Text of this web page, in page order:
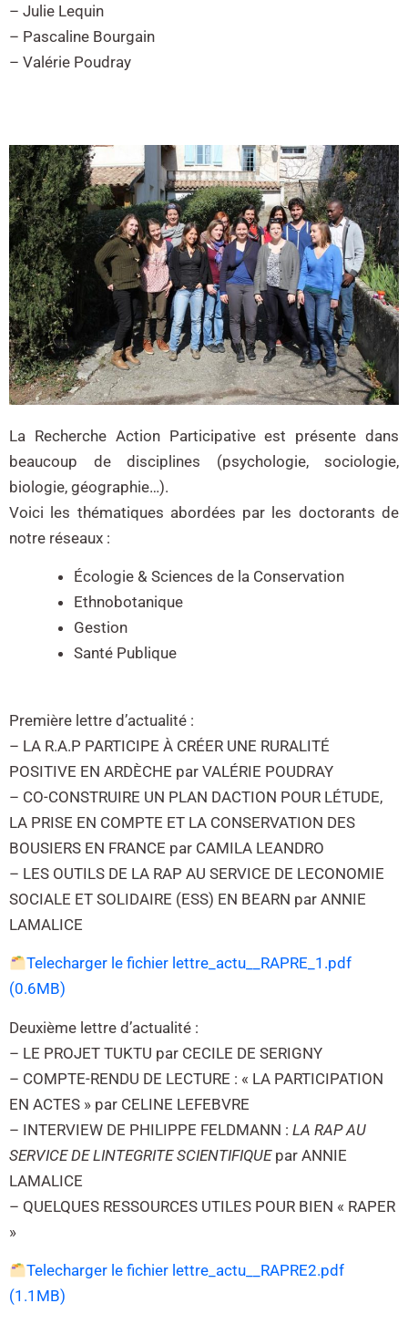
– Julie Lequin
– Pascaline Bourgain
– Valérie Poudray
La Recherche Action Participative est présente dans
beaucoup de disciplines (psychologie, sociologie,
biologie, géographie…).
Voici les thématiques abordées par les doctorants de
notre réseaux :
Écologie & Sciences de la Conservation
Ethnobotanique
Gestion
Santé Publique
Première lettre d’actualité :
– LA R.A.P PARTICIPE À CRÉER UNE RURALITÉ
POSITIVE EN ARDÈCHE par VALÉRIE POUDRAY
– CO-CONSTRUIRE UN PLAN DACTION POUR LÉTUDE,
LA PRISE EN COMPTE ET LA CONSERVATION DES
BOUSIERS EN FRANCE par CAMILA LEANDRO
– LES OUTILS DE LA RAP AU SERVICE DE LECONOMIE
SOCIALE ET SOLIDAIRE (ESS) EN BEARN par ANNIE
LAMALICE
Telecharger le fichier lettre_actu__RAPRE_1.pdf
(0.6MB)
Deuxième lettre d’actualité :
– LE PROJET TUKTU par CECILE DE SERIGNY
– COMPTE-RENDU DE LECTURE : « LA PARTICIPATION
EN ACTES » par CELINE LEFEBVRE
– INTERVIEW DE PHILIPPE FELDMANN : LA RAP AU
SERVICE DE LINTEGRITE SCIENTIFIQUEpar ANNIE
LAMALICE
– QUELQUES RESSOURCES UTILES POUR BIEN « RAPER
»
Telecharger le fichier lettre_actu__RAPRE2.pdf
(1.1MB)